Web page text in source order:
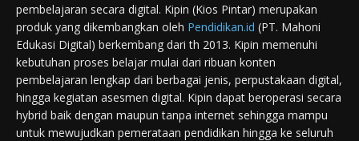
pembelajaran secara digital. Kipin (Kios Pintar) merupakan
produk yang dikembangkan oleh Pendidikan.id (PT. Mahoni
Edukasi Digital) berkembang dari th 2013. Kipin memenuhi
kebutuhan proses belajar mulai dari ribuan konten
pembelajaran lengkap dari berbagai jenis, perpustakaan digital,
hingga kegiatan asesmen digital. Kipin dapat beroperasi secara
hybrid baik dengan maupun tanpa internet sehingga mampu
untuk mewujudkan pemerataan pendidikan hingga ke seluruh